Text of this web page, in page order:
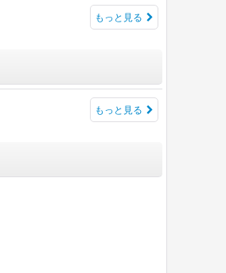
もっと見る
もっと見る